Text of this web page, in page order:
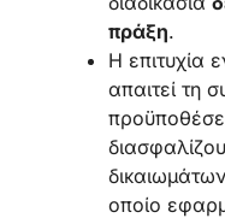
πράξη.
Η επιτυχία
απαιτεί τη
οποίο